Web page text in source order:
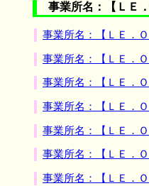
事業所名：【ＬＥ
事業所名：【ＬＥ．
事業所名：【ＬＥ．
事業所名：【ＬＥ．
事業所名：【ＬＥ．
事業所名：【ＬＥ．
事業所名：【ＬＥ．
事業所名：【ＬＥ．